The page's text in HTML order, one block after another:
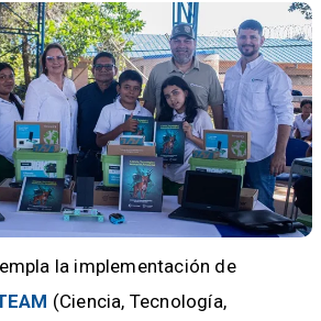
la implementación de
(Ciencia, Tecnología,